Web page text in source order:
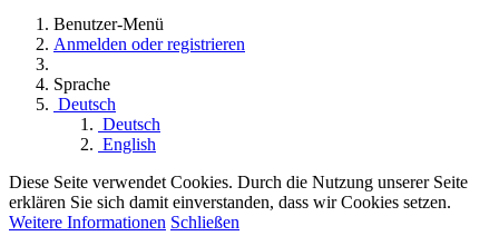
Benutzer-Menü
Anmelden oder registrieren
Sprache
Deutsch
Deutsch
English
Diese Seite verwendet Cookies. Durch die Nutzung unserer Seite
erklären Sie sich damit einverstanden, dass wir Cookies setzen.
Weitere Informationen Schließen